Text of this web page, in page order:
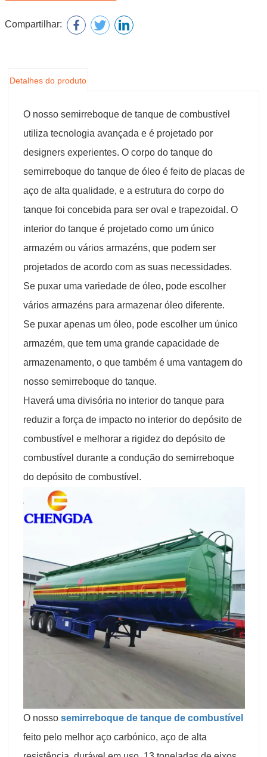
Compartilhar:
Detalhes do produto
O nosso semirreboque de tanque de combustível
utiliza tecnologia avançada e é projetado por
designers experientes. O corpo do tanque do
semirreboque do tanque de óleo é feito de placas de
aço de alta qualidade, e a estrutura do corpo do
tanque foi concebida para ser oval e trapezoidal. O
interior do tanque é projetado como um único
armazém ou vários armazéns, que podem ser
projetados de acordo com as suas necessidades.
Se puxar uma variedade de óleo, pode escolher
vários armazéns para armazenar óleo diferente.
Se puxar apenas um óleo, pode escolher um único
armazém, que tem uma grande capacidade de
armazenamento, o que também é uma vantagem do
nosso semirreboque do tanque.
Haverá uma divisória no interior do tanque para
reduzir a força de impacto no interior do depósito de
combustível e melhorar a rigidez do depósito de
combustível durante a condução do semirreboque
do depósito de combustível.
O nosso semirreboque de tanque de combustível
feito pelo melhor aço carbónico, aço de alta